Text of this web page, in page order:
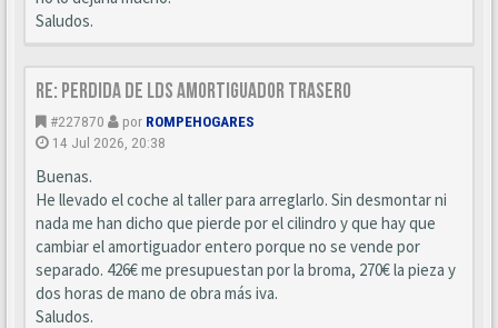
Saludos.
Re: Perdida de LDS amortiguador trasero
#227870 por ROMPEHOGARES
14 Jul 2026, 20:38
Buenas.
He llevado el coche al taller para arreglarlo. Sin desmontar ni
nada me han dicho que pierde por el cilindro y que hay que
cambiar el amortiguador entero porque no se vende por
separado. 426€ me presupuestan por la broma, 270€ la pieza y
dos horas de mano de obra más iva.
Saludos.